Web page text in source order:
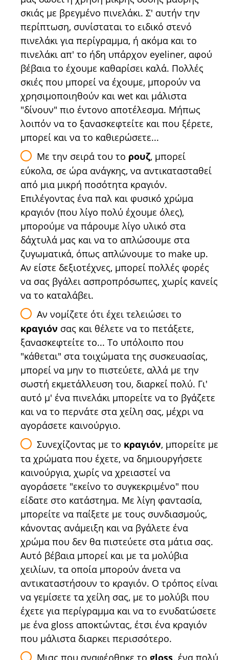
σκιάς με βρεγμένο πινελάκι. Σ' αυτήν την
περίπτωση, συνίσταται το ειδικό στενό
πινελάκι για περίγραμμα, ή ακόμα και το
πινελάκι απ' το ήδη υπάρχον eyeliner, αφού
βέβαια το έχουμε καθαρίσει καλά. Πολλές
σκιές που μπορεί να έχουμε, μπορούν να
χρησιμοποιηθούν και wet και μάλιστα
"δίνουν" πιο έντονο αποτέλεσμα. Μήπως
λοιπόν να το ξανασκεφτείτε και που ξέρετε,
μπορεί και να το καθιερώσετε...
Με την σειρά του το ρουζ, μπορεί
εύκολα, σε ώρα ανάγκης, να αντικατασταθεί
από μια μικρή ποσότητα κραγιόν.
Επιλέγοντας ένα παλ και φυσικό χρώμα
κραγιόν (που λίγο πολύ έχουμε όλες),
μπορούμε να πάρουμε λίγο υλικό στα
δάχτυλά μας και να το απλώσουμε στα
ζυγωματικά, όπως απλώνουμε το make up.
Αν είστε δεξιοτέχνες, μπορεί πολλές φορές
να σας βγάλει ασπροπρόσωπες, χωρίς κανείς
να το καταλάβει.
Αν νομίζετε ότι έχει τελειώσει το
κραγιόν σας και θέλετε να το πετάξετε,
ξανασκεφτείτε το... Το υπόλοιπο που
"κάθεται" στα τοιχώματα της συσκευασίας,
μπορεί να μην το πιστεύετε, αλλά με την
σωστή εκμετάλλευση του, διαρκεί πολύ. Γι'
αυτό μ' ένα πινελάκι μπορείτε να το βγάζετε
και να το περνάτε στα χείλη σας, μέχρι να
αγοράσετε καινούργιο.
Συνεχίζοντας με το κραγιόν, μπορείτε με
τα χρώματα που έχετε, να δημιουργήσετε
καινούργια, χωρίς να χρειαστεί να
αγοράσετε "εκείνο το συγκεκριμένο" που
είδατε στο κατάστημα. Με λίγη φαντασία,
μπορείτε να παίξετε με τους συνδιασμούς,
κάνοντας ανάμειξη και να βγάλετε ένα
χρώμα που δεν θα πιστεύετε στα μάτια σας.
Αυτό βέβαια μπορεί και με τα μολύβια
χειλίων, τα οποία μπορούν άνετα να
αντικαταστήσουν το κραγιόν. Ο τρόπος είναι
να γεμίσετε τα χείλη σας, με το μολύβι που
έχετε για περίγραμμα και να το ενυδατώσετε
με ένα gloss αποκτώντας, έτσι ένα κραγιόν
που μάλιστα διαρκει περισσότερο.